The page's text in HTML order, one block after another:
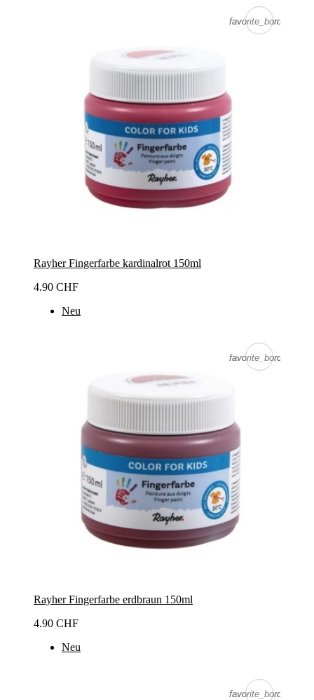
favorite_border
favorite_border
Rayher Fingerfarbe kardinalrot 150ml
4.90 CHF
Neu
favorite_border
favorite_border
Rayher Fingerfarbe erdbraun 150ml
4.90 CHF
Neu
favorite_border
favorite_border